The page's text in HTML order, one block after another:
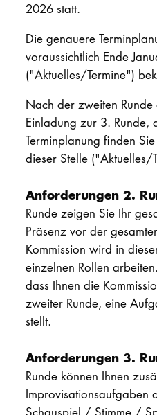
2026 statt.
Die genauere
voraussichtlich Ende
("Aktuelles/Termine")
Nach der zweiten
Einladung zur 3. Runde,
Terminplanung finden
dieser Stelle ("Aktuelles/
Anforderungen 2.
Runde zeigen Sie Ihr
Präsenz vor der
Kommission wird in
einzelnen Rollen
dass Ihnen die
zweiter Runde, eine
stellt.
Anforderungen 3.
Runde können Ihnen
Improvisationsaufgaben
Schauspiel / Stimme /